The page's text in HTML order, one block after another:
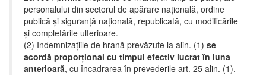
personalului din sectorul de apărare națională, ordine
publică și siguranță națională, republicată, cu modificările
și completările ulterioare.
(2) Indemnizațiile de hrană prevăzute la alin. (1) se
acordă proporțional cu timpul efectiv lucrat în luna
anterioară, cu încadrarea în prevederile art. 25 alin. (1).